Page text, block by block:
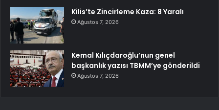
Kilis’te Zincirleme Kaza: 8 Yaralı
Ağustos 7, 2026
Kemal Kılıçdaroğlu’nun genel
başkanlık yazısı TBMM’ye gönderildi
Ağustos 7, 2026